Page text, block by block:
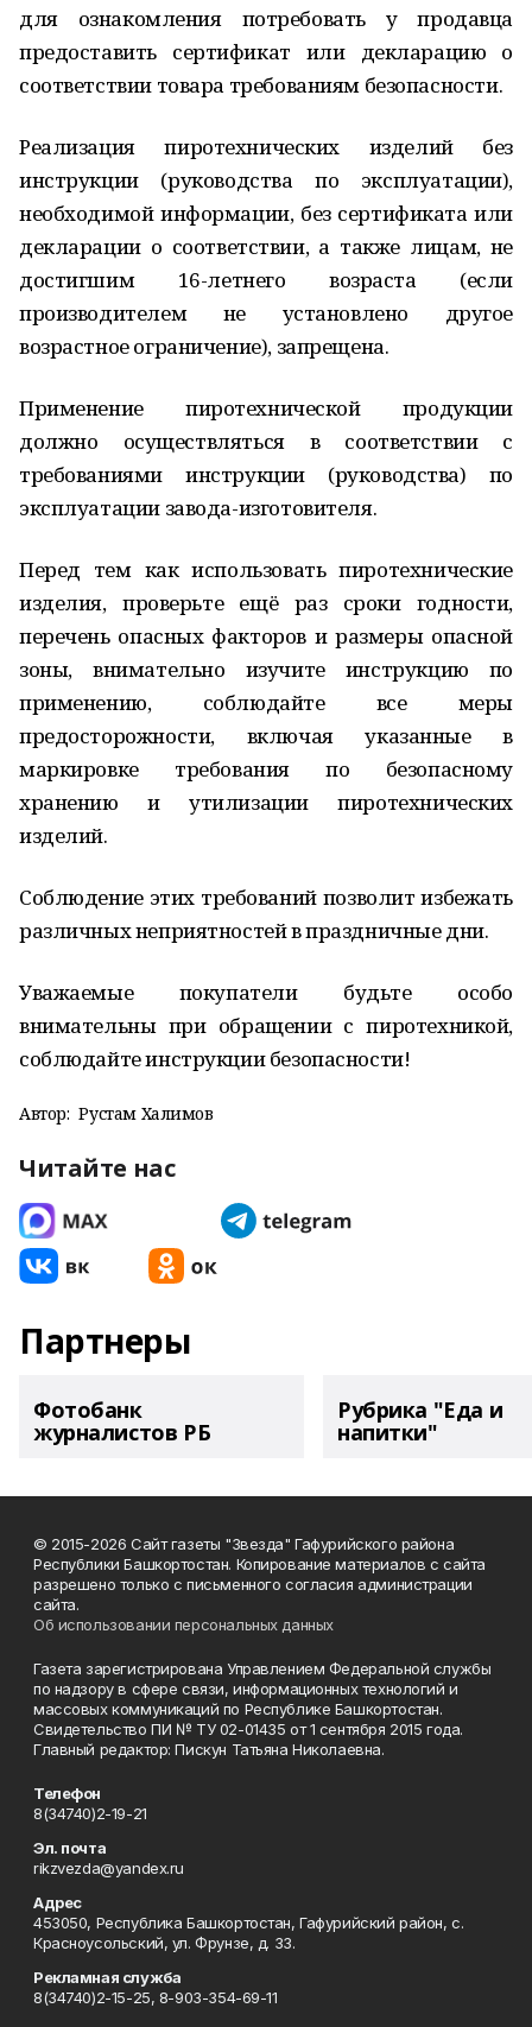
для ознакомления потребовать у продавца
предоставить сертификат или декларацию о
соответствии товара требованиям безопасности.
Реализация пиротехнических изделий без
инструкции (руководства по эксплуатации),
необходимой информации, без сертификата или
декларации о соответствии, а также лицам, не
достигшим 16-летнего возраста (если
производителем не установлено другое
возрастное ограничение), запрещена.
Применение пиротехнической продукции
должно осуществляться в соответствии с
требованиями инструкции (руководства) по
эксплуатации завода-изготовителя.
Перед тем как использовать пиротехнические
изделия, проверьте ещё раз сроки годности,
перечень опасных факторов и размеры опасной
зоны, внимательно изучите инструкцию по
применению, соблюдайте все меры
предосторожности, включая указанные в
маркировке требования по безопасному
хранению и утилизации пиротехнических
изделий.
Соблюдение этих требований позволит избежать
различных неприятностей в праздничные дни.
Уважаемые покупатели будьте особо
внимательны при обращении с пиротехникой,
соблюдайте инструкции безопасности!
Автор: Рустам Халимов
Читайте нас
Партнеры
Фотобанк
журналистов РБ
Рубрика "Еда и
напитки"
© 2015-2026 Сайт газеты "Звезда" Гафурийского района
Республики Башкортостан. Копирование материалов с сайта
разрешено только с письменного согласия администрации
сайта.
Об использовании персональных данных
Газета зарегистрирована Управлением Федеральной службы
по надзору в сфере связи, информационных технологий и
массовых коммуникаций по Республике Башкортостан.
Свидетельство ПИ № ТУ 02-01435 от 1 сентября 2015 года.
Главный редактор: Пискун Татьяна Николаевна.
Телефон
8(34740)2-19-21
Эл. почта
rikzvezda@yandex.ru
Адрес
453050, Республика Башкортостан, Гафурийский район, с.
Красноусольский, ул. Фрунзе, д. 33.
Рекламная служба
8(34740)2-15-25, 8-903-354-69-11